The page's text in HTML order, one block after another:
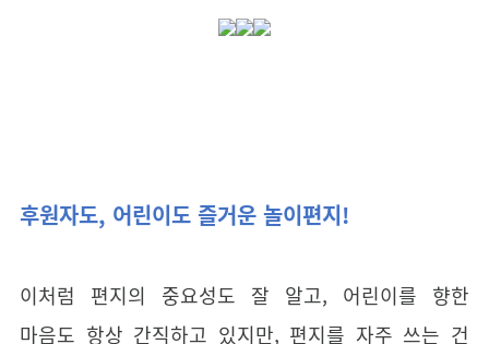
후원자도, 어린이도 즐거운 놀이편지!
이처럼 편지의 중요성도 잘 알고, 어린이를 향한
마음도 항상 간직하고 있지만, 편지를 자주 쓰는 건